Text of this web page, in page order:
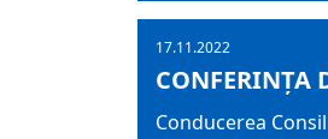
17.11.2022
CONFERINȚA
Conducerea